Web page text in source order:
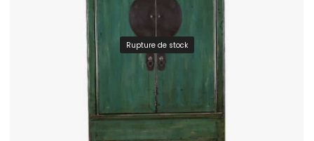
Rupture de stock